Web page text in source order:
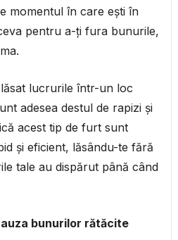
momentul în care ești în
pentru a-ți fura bunurile,
lucrurile într-un loc
adesea destul de rapizi și
acest tip de furt sunt
și eficient, lăsându-te fără
tale au dispărut până când
bunurilor rătăcite